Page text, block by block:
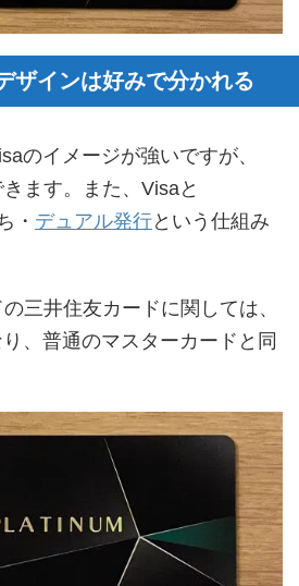
ザインは好みで分かれる
のイメージが強いですが、
ます。また、Visaと
・ デュアル発行という仕組み
三井住友カードに関しては、
、普通のマスターカードと同